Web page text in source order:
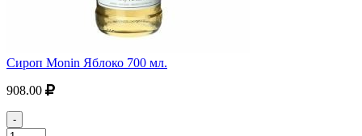
Сироп Monin Яблоко 700 мл.
908.00
-